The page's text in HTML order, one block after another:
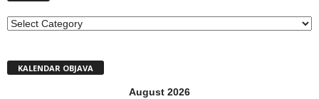
MENI
KALENDAR OBJAVA
August 2026